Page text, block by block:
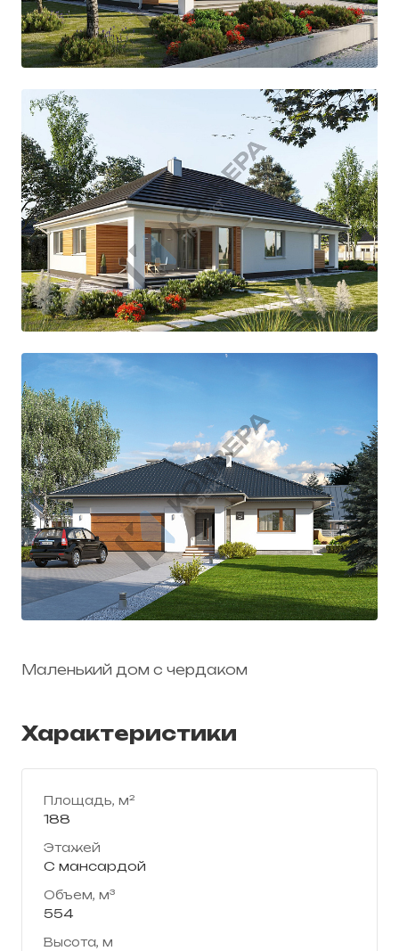
Маленький дом с чердаком
Характеристики
Площадь, м²
188
Этажей
С мансардой
Объем, м³
554
Высота, м